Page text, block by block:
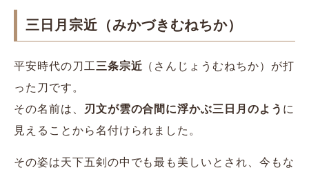
三日月宗近（みかづきむねちか）
平安時代の刀工 三条宗近 （さんじょうむねちか）が打
った刀です。
その名前は、
刃文が雲の合間に浮かぶ三日月のよう に
見えることから名付けられました。
その姿は天下五剣の中でも最も美しいとされ、今もな